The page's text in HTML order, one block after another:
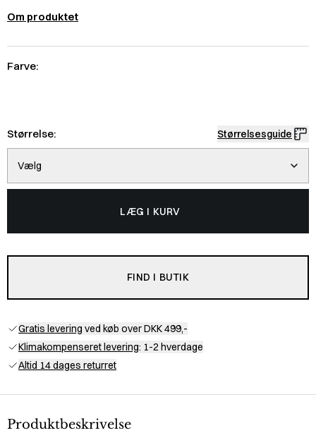
Om produktet
Farve:
Størrelse: Størrelsesguide
Vælg
LÆG I KURV
FIND I BUTIK
Gratis levering ved køb over DKK 499,-
Klimakompenseret levering: 1-2 hverdage
Altid 14 dages returret
Produktbeskrivelse